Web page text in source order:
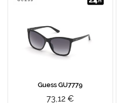
Guess GU7779
73,12 €